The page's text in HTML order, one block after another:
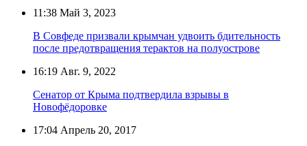
11:38 Май 3, 2023
В Совфеде призвали крымчан удвоить бдительность
после предотвращения терактов на полуострове
16:19 Авг. 9, 2022
Сенатор от Крыма подтвердила взрывы в
Новофёдоровке
17:04 Апрель 20, 2017